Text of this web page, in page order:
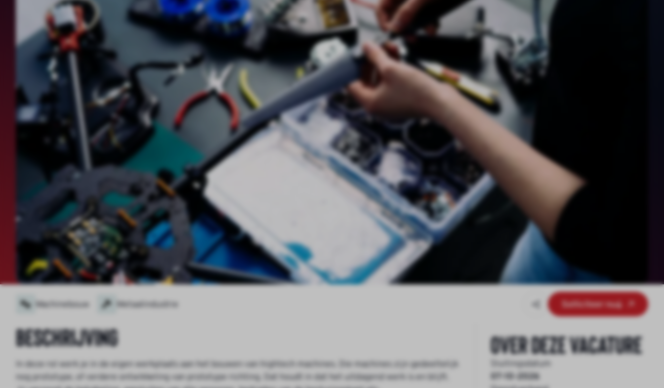
Machinebouw Metaalindustrie Solliciteer nu
Beschrijving
In deze rol werk je in de eigen werkplaats aan het bouwen van hightech machines. Die machines zijn gedeeltelijk
nog prototype, of verdere ontwikkeling van prototype richting. Dat houdt in dat het uitdagend werk is en blijft.
Over deze vacature
Sluitingsdatum
07-10-2026